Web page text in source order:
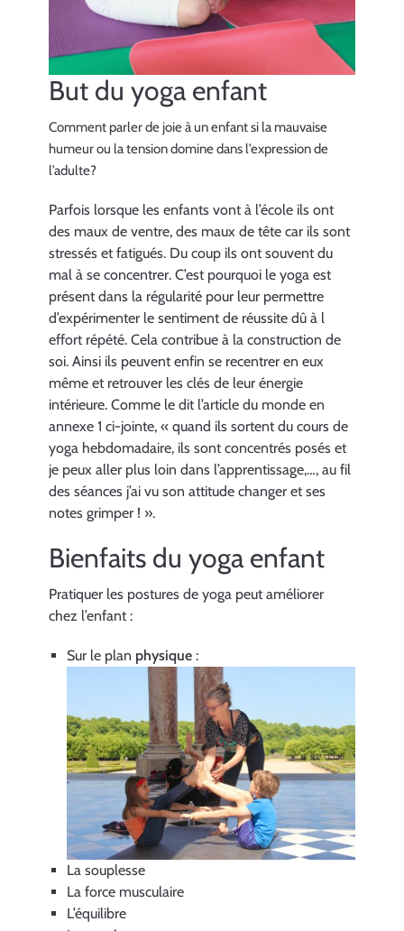
But du yoga enfant
Comment parler de joie à un enfant si la mauvaise
humeur ou la tension domine dans l’expression de
l’adulte?
Parfois lorsque les enfants vont à l’école ils ont
des maux de ventre, des maux de tête car ils sont
stressés et fatigués. Du coup ils ont souvent du
mal à se concentrer. C’est pourquoi le yoga est
présent dans la régularité pour leur permettre
d’expérimenter le sentiment de réussite dû à l
effort répété. Cela contribue à la construction de
soi. Ainsi ils peuvent enfin se recentrer en eux
même et retrouver les clés de leur énergie
intérieure. Comme le dit l’article du monde en
annexe 1 ci-jointe, « quand ils sortent du cours de
yoga hebdomadaire, ils sont concentrés posés et
je peux aller plus loin dans l’apprentissage,…, au fil
des séances j’ai vu son attitude changer et ses
notes grimper ! ».
Bienfaits du yoga enfant
Pratiquer les postures de yoga peut améliorer
chez l’enfant :
Sur le plan physique :
La souplesse
La force musculaire
L’équilibre